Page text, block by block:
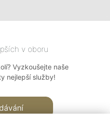
v oboru
Vyzkoušejte naše
nejlepší služby!